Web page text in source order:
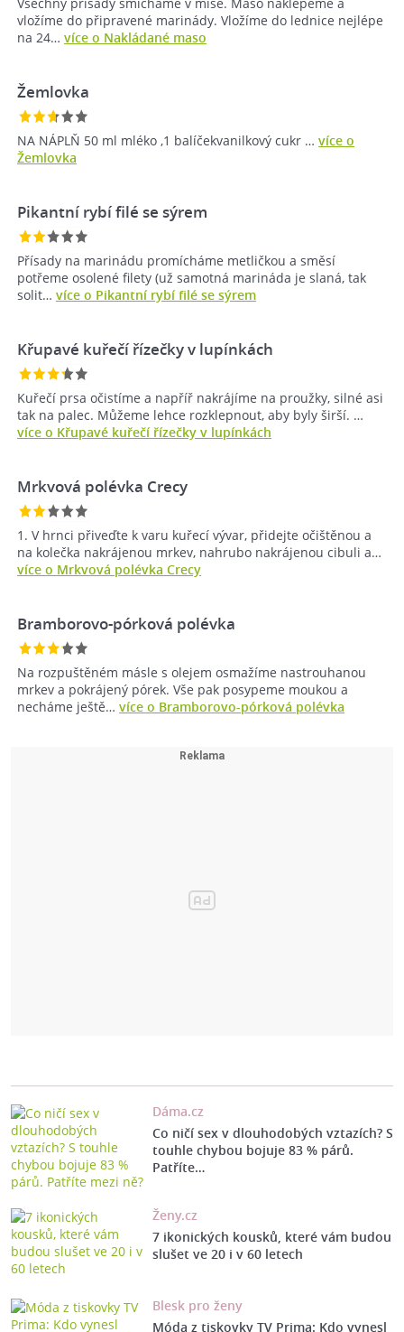
vložíme do připravené marinády. Vložíme do lednice nejlépe
na 24… více o Nakládané maso
Žemlovka
NA NÁPLŇ 50 ml mléko ,1 balíčekvanilkový cukr … více o
Žemlovka
Pikantní rybí filé se sýrem
Přísady na marinádu promícháme metličkou a směsí
potřeme osolené filety (už samotná marináda je slaná, tak
solit… více o Pikantní rybí filé se sýrem
Křupavé kuřečí řízečky v lupínkách
Kuřečí prsa očistíme a napříř nakrájíme na proužky, silné asi
tak na palec. Můžeme lehce rozklepnout, aby byly širší. …
více o Křupavé kuřečí řízečky v lupínkách
Mrkvová polévka Crecy
1. V hrnci přiveďte k varu kuřecí vývar, přidejte očištěnou a
na kolečka nakrájenou mrkev, nahrubo nakrájenou cibuli a…
více o Mrkvová polévka Crecy
Bramborovo-pórková polévka
Na rozpuštěném másle s olejem osmažíme nastrouhanou
mrkev a pokrájený pórek. Vše pak posypeme moukou a
necháme ještě… více o Bramborovo-pórková polévka
Dáma.cz
Co ničí sex v dlouhodobých vztazích? S
touhle chybou bojuje 83 % párů.
Patříte…
Ženy.cz
7 ikonických kousků, které vám budou
slušet ve 20 i v 60 letech
Blesk pro ženy
Móda z tiskovky TV Prima: Kdo vynesl